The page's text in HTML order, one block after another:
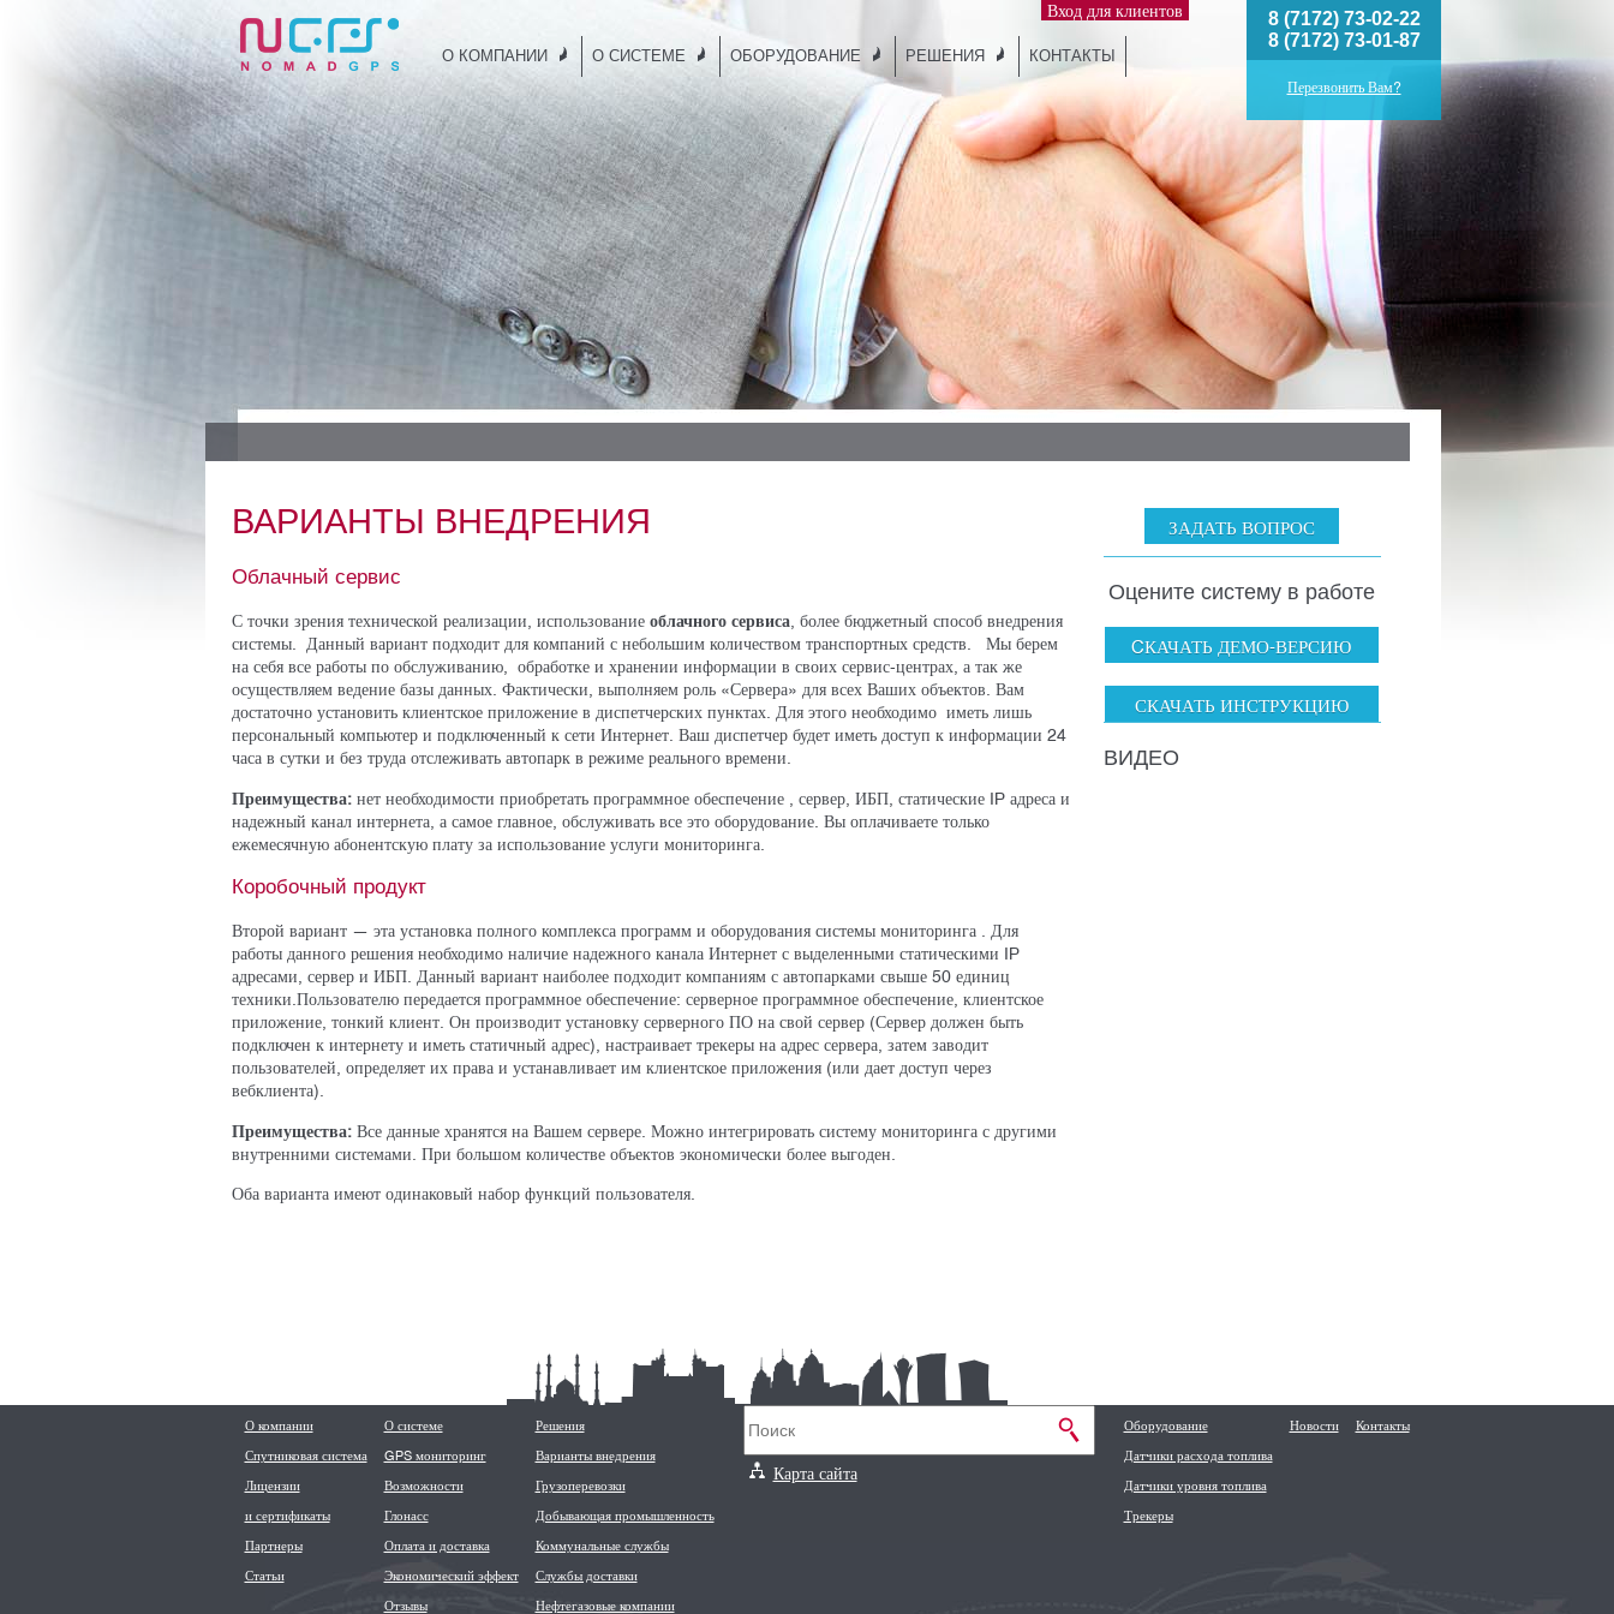
О КОМПАНИИ О СИСТЕМЕ ОБОРУДОВАНИЕ РЕШЕНИЯ КОНТАКТЫ
Вход для клиентов
8 (7172) 73-02-22
8 (7172) 73-01-87
Перезвонить Вам?
ВАРИАНТЫ ВНЕДРЕНИЯ
Облачный сервис
С точки зрения технической реализации, использование облачного сервиса, более бюджетный способ внедрения
системы. Данный вариант подходит для компаний с небольшим количеством транспортных средств. Мы берем
на себя все работы по обслуживанию, обработке и хранении информации в своих сервис-центрах, а так же
осуществляем ведение базы данных. Фактически, выполняем роль «Сервера» для всех Ваших объектов. Вам
достаточно установить клиентское приложение в диспетчерских пунктах. Для этого необходимо иметь лишь
персональный компьютер и подключенный к сети Интернет. Ваш диспетчер будет иметь доступ к информации 24
часа в сутки и без труда отслеживать автопарк в режиме реального времени.
Преимущества:нет необходимости приобретать программное обеспечение , сервер, ИБП, статические IP адреса и
надежный канал интернета, а самое главное, обслуживать все это оборудование. Вы оплачиваете только
ежемесячную абонентскую плату за использование услуги мониторинга.
Коробочный продукт
Второй вариант — эта установка полного комплекса программ и оборудования системы мониторинга . Для
работы данного решения необходимо наличие надежного канала Интернет с выделенными статическими IP
адресами, сервер и ИБП. Данный вариант наиболее подходит компаниям с автопарками свыше 50 единиц
техники.Пользователю передается программное обеспечение: серверное программное обеспечение, клиентское
приложение, тонкий клиент. Он производит установку серверного ПО на свой сервер (Сервер должен быть
подключен к интернету и иметь статичный адрес), настраивает трекеры на адрес сервера, затем заводит
пользователей, определяет их права и устанавливает им клиентское приложения (или дает доступ через
вебклиента).
Преимущества:Все данные хранятся на Вашем сервере. Можно интегрировать систему мониторинга с другими
внутренними системами. При большом количестве объектов экономически более выгоден.
Оба варианта имеют одинаковый набор функций пользователя.
ЗАДАТЬ ВОПРОС
Оцените систему в работе
CКАЧАТЬ ДЕМО-ВЕРСИЮ
СКАЧАТЬ ИНСТРУКЦИЮ
ВИДЕО
О компании
Спутниковая система
Лицензии
и сертификаты
Партнеры
Статьи
О системе
GPS мониторинг
Возможности
Глонасс
Оплата и доставка
Экономический эффект
Отзывы
Решения
Варианты внедрения
Грузоперевозки
Добывающая промышленность
Коммунальные службы
Службы доставки
Нефтегазовые компании
Карта сайта
Оборудование
Датчики расхода топлива
Датчики уровня топлива
Трекеры
Новости Контакты